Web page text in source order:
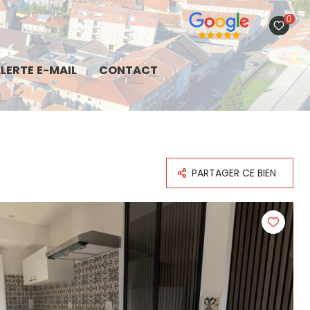
0
E-MAIL CONTACT
PARTAGER CE BIEN